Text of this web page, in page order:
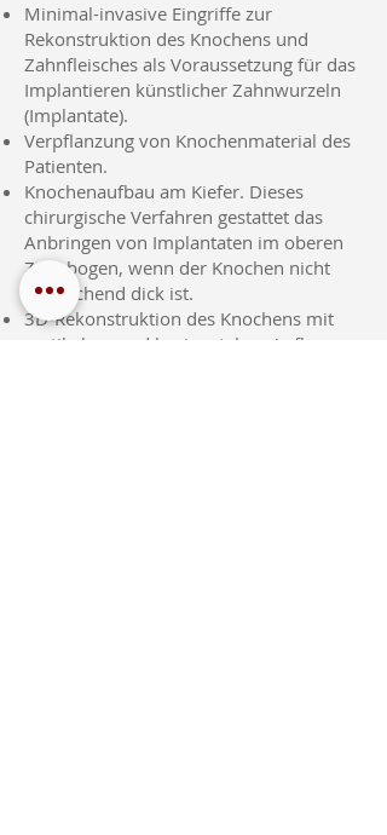
Minimal-invasive Eingriffe zur
Rekonstruktion des Knochens und
Zahnfleisches als Voraussetzung für das
Implantieren künstlicher Zahnwurzeln
(Implantate).
Verpflanzung von Knochenmaterial des
Patienten.
Knochenaufbau am Kiefer. Dieses
chirurgische Verfahren gestattet das
Anbringen von Implantaten im oberen
Zahnbogen, wenn der Knochen nicht
ausreichend dick ist.
3D-Rekonstruktion des Knochens mit
vertikalem und horizontalem Aufbau